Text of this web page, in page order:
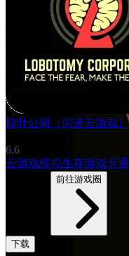
脑叶公司（闪迹云游戏）
6.6
云游戏模拟生存游戏卡通
前往游戏圈
下载